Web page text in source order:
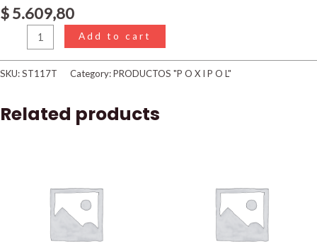
$5.609,80
Add to cart
SKU:ST117T Category:PRODUCTOS "P O X I P O L"
Related products